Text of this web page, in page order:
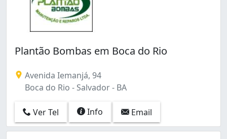
Plantão Bombas em Boca do Rio
Avenida Iemanjá, 94
Boca do Rio - Salvador - BA
Ver Tel Info Email